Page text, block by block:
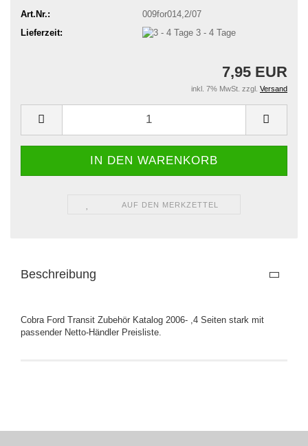
Art.Nr.:
009for014,2/07
Lieferzeit:
3 - 4 Tage
7,95 EUR
inkl. 7% MwSt. zzgl. Versand
AUF DEN MERKZETTEL
Beschreibung
Cobra Ford Transit Zubehör Katalog 2006- ,4 Seiten stark mit
passender Netto-Händler Preisliste.